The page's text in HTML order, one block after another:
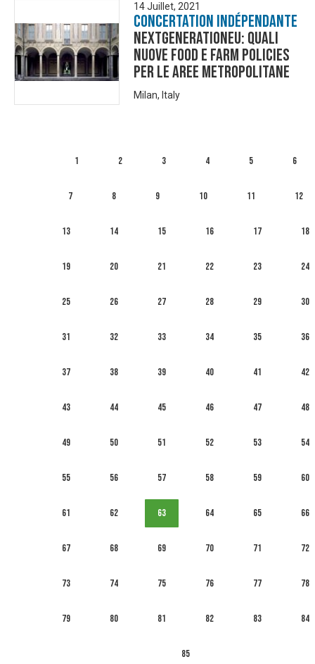
14 Juillet, 2021
Concertation Indépendante
NextGenerationEU: quali
nuove food e farm policies
per le aree metropolitane
Milan, Italy
1 2 3 4 5 6
7 8 9 10 11 12
13 14 15 16 17 18
19 20 21 22 23 24
25 26 27 28 29 30
31 32 33 34 35 36
37 38 39 40 41 42
43 44 45 46 47 48
49 50 51 52 53 54
55 56 57 58 59 60
61 62 63 64 65 66
67 68 69 70 71 72
73 74 75 76 77 78
79 80 81 82 83 84
85